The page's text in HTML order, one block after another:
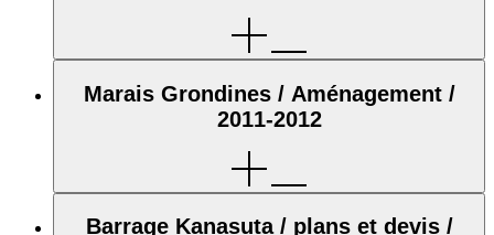
Marais Grondines / Aménagement /
2011-2012
Barrage Kanasuta / plans et devis /